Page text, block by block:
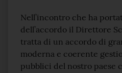
Nell’incontro che ha
dell’accordo il Direttore
tratta di un accordo di
moderna e coerente
pubblici del nostro paese